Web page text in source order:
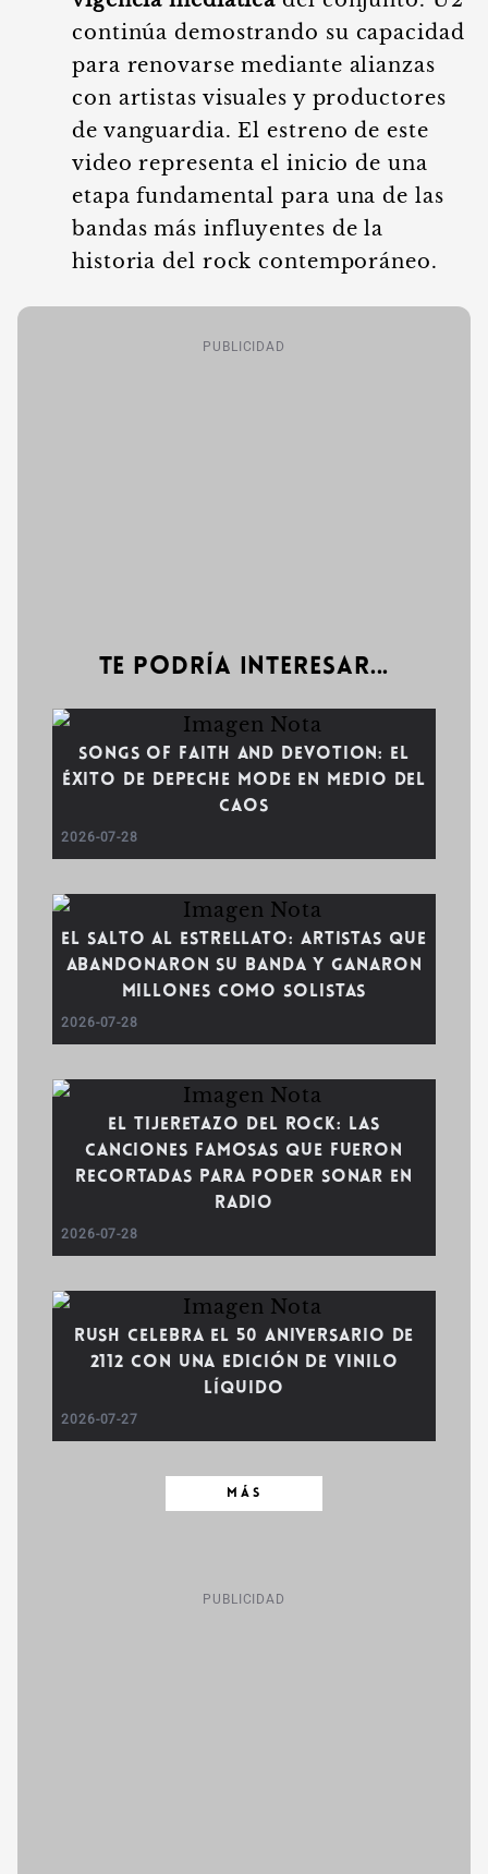
continúa demostrando su capacidad
para renovarse mediante alianzas
con artistas visuales y productores
de vanguardia. El estreno de este
video representa el inicio de una
etapa fundamental para una de las
bandas más influyentes de la
historia del rock contemporáneo.
PUBLICIDAD
Te podría interesar...
Songs of Faith and Devotion: El
éxito de Depeche Mode en medio del
caos
2026-07-28
El salto al estrellato: Artistas que
abandonaron su banda y ganaron
millones como solistas
2026-07-28
El tijeretazo del rock: Las
canciones famosas que fueron
recortadas para poder sonar en
radio
2026-07-28
Rush celebra el 50 aniversario de
2112 con una edición de vinilo
líquido
2026-07-27
MÁS
PUBLICIDAD